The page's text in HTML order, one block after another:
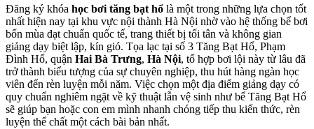
Đăng ký khóa học bơi tăng bạt hổ là một trong những lựa chọn tốt
nhất hiện nay tại khu vực nội thành Hà Nội nhờ vào hệ thống bể bơi
bốn mùa đạt chuẩn quốc tế, trang thiết bị tối tân và không gian
giảng dạy biệt lập, kín gió. Tọa lạc tại số 3 Tăng Bạt Hổ, Phạm
Đình Hổ, quận Hai Bà Trưng, Hà Nội, tổ hợp bơi lội này từ lâu đã
trở thành biểu tượng của sự chuyên nghiệp, thu hút hàng ngàn học
viên đến rèn luyện mỗi năm. Việc chọn một địa điểm giảng dạy có
quy chuẩn nghiêm ngặt về kỹ thuật lẫn vệ sinh như bể Tăng Bạt Hổ
sẽ giúp bạn hoặc con em mình nhanh chóng tiếp thu kiến thức, rèn
luyện thể chất một cách bài bản nhất.